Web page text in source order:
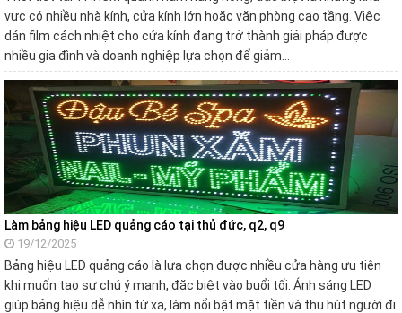
vực có nhiều nhà kính, cửa kính lớn hoặc văn phòng cao tầng. Việc
dán film cách nhiệt cho cửa kính đang trở thành giải pháp được
nhiều gia đình và doanh nghiệp lựa chọn để giảm…
Làm bảng hiệu LED quảng cáo tại thủ đức, q2, q9
19/12/2025
Bảng hiệu LED quảng cáo là lựa chọn được nhiều cửa hàng ưu tiên
khi muốn tạo sự chú ý mạnh, đặc biệt vào buổi tối. Ánh sáng LED
giúp bảng hiệu dễ nhìn từ xa, làm nổi bật mặt tiền và thu hút người đi